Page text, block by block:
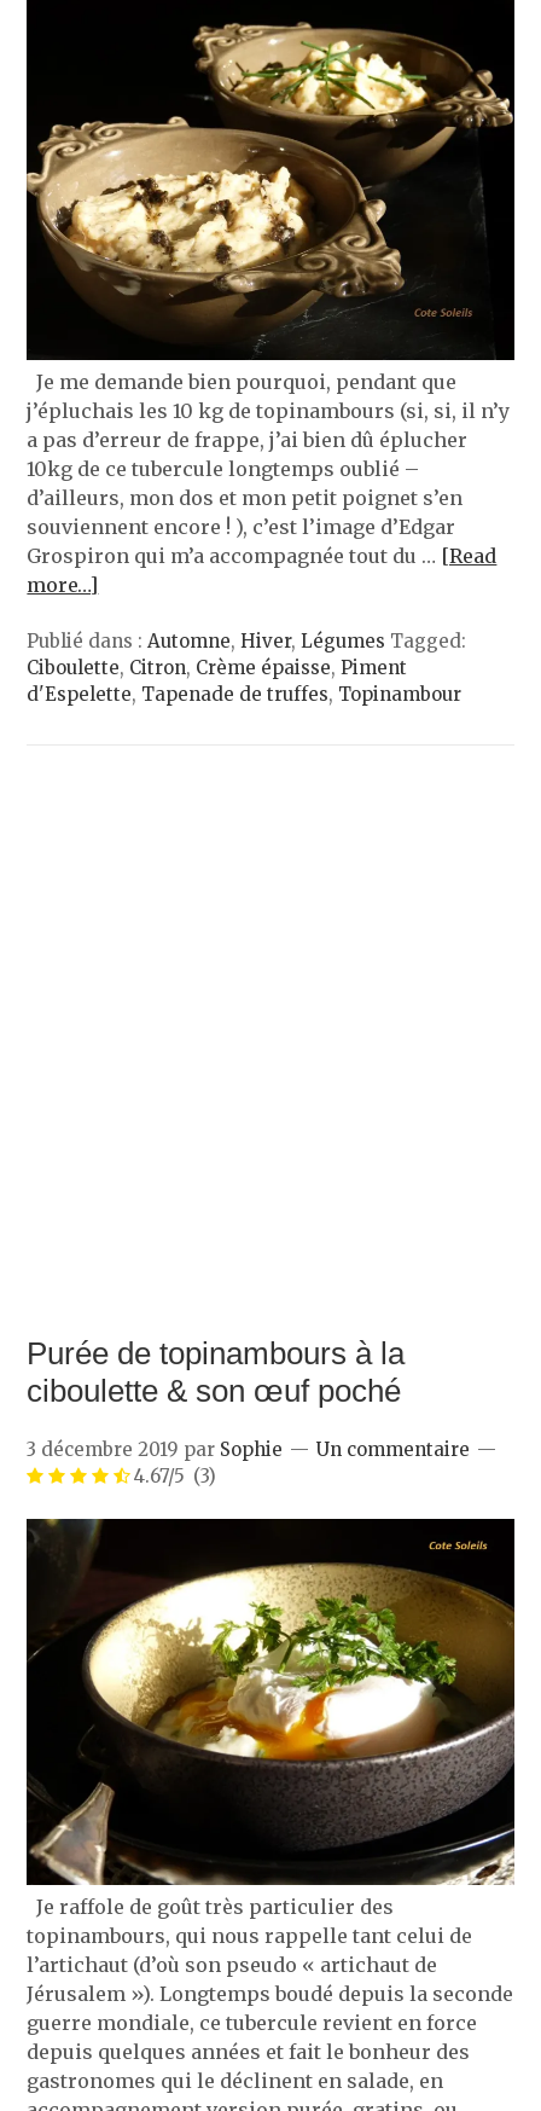
Je me demande bien pourquoi, pendant que
j’épluchais les 10 kg de topinambours (si, si, il n’y
a pas d’erreur de frappe, j’ai bien dû éplucher
10kg de ce tubercule longtemps oublié –
d’ailleurs, mon dos et mon petit poignet s’en
souviennent encore ! ), c’est l’image d’Edgar
Grospiron qui m’a accompagnée tout du … [Read
more…]
Publié dans :Automne,Hiver,Légumes Tagged:
Ciboulette, Citron, Crème épaisse,Piment
d'Espelette, Tapenade de truffes, Topinambour
Purée de topinambours à la
ciboulette & son œuf poché
3 décembre 2019 par Sophie
Un commentaire
4.67/5 (3)
Je raffole de goût très particulier des
topinambours, qui nous rappelle tant celui de
l’artichaut (d’où son pseudo « artichaut de
Jérusalem »). Longtemps boudé depuis la seconde
guerre mondiale, ce tubercule revient en force
depuis quelques années et fait le bonheur des
gastronomes qui le déclinent en salade, en